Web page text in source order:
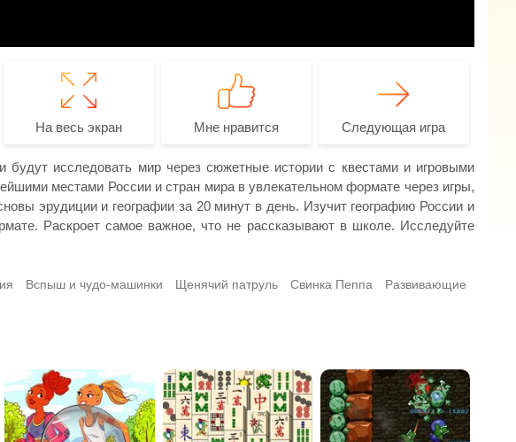
На весь экран Мне нравится Следующая игра
будут исследовать мир через сюжетные истории с квестами и игровыми
местами России и стран мира в увлекательном формате через игры,
эрудиции и географии за 20 минут в день. Изучит географию России и
Раскроет самое важное, что не рассказывают в школе. Исследуйте
Вспыш и чудо-машинки Щенячий патруль Свинка Пеппа
Развивающие